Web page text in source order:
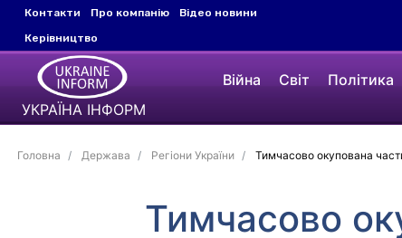
Контакти Про компанію
Відео новини
Керівництво
УКРАЇНА ІНФОРМ
Війна Світ Політика
Головна Держава Регіони України Тимчасово окупована
Тимчасово